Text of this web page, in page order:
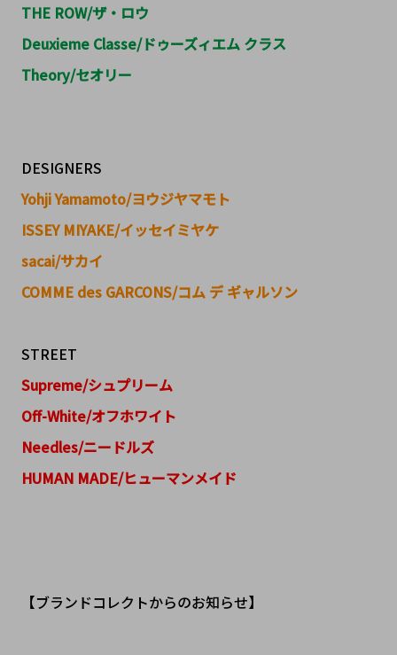
THE ROW/ザ・ロウ
Deuxieme Classe/ドゥーズィエム クラス
Theory/セオリー
DESIGNERS
Yohji Yamamoto/ヨウジヤマモト
ISSEY MIYAKE/イッセイミヤケ
sacai/サカイ
COMME des GARCONS/コム デ ギャルソン
STREET
Supreme/シュプリーム
Off-White/オフホワイト
Needles/ニードルズ
HUMAN MADE/ヒューマンメイド
【ブランドコレクトからのお知らせ】